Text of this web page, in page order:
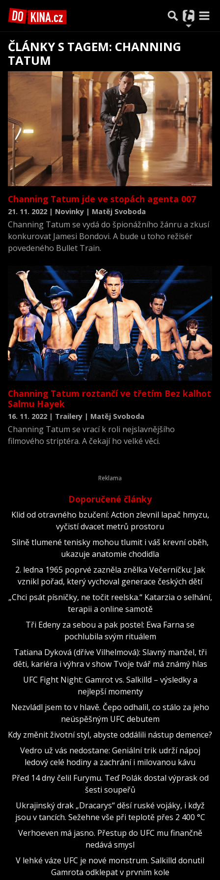
ČLÁNKY S TAGEM: CHANNING
TATUM
Channing Tatum jde ve stopách agenta 007
21. 11. 2022 | Novinky | Matěj Svoboda
Channing Tatum se vydá do špionážního žánru a zkusí
konkurovat Jamesi Bondovi. A bude u toho režisér
povedeného Bullet Train.
Channing Tatum roztančí ve třetím Bez kalhot
Salmu Hayek
16. 11. 2022 | Trailery | Matěj Svoboda
Channing Tatum se vrací k roli nejslavnějšího
filmového striptéra. A čekají ho velké věci.
Doporučené články
Klid od otravného bzučení: Action zlevnil lapač hmyzu,
vyčistí dvacet metrů prostoru
Silně tlumené tenisky mohou tlumit i váš krevní oběh,
ukazuje anatomie chodidla
2. ledna 1965 poprvé zazněla znělka Večerníčku: Jak
vznikl pořad, který vychoval generace českých dětí
„Chci psát písničky, ne točit reelska.“ Katarzia o selhání,
terapii a online samotě
Tři Edeny za sebou a pak postel: Ewa Farna se
pochlubila svým rituálem
Tatiana Dyková (dříve Vilhelmová): Slavný manžel, tři
děti, kariéra i výhra v show Tvoje tvář má známý hlas
UFC Fight Night: Gamrot vs. Salkilld – výsledky a
nejlepší momenty
Nezvládl jsem to v hlavě. Čepo odhalil, co stálo za jeho
neúspěšným UFC debutem
Kdy změnit životní styl, abyste oddálili nástup demence?
Vedro už vás nedostane: Geniální trik udrží nápoj
ledový celé hodiny a zachrání i milovanou kávu
Před 14 dny čelil Furymu. Teď Polák dostal výprask od
šesti soupeřů
Ukrajinský drak „Dracarys“ děsí ruské vojáky, i když
jsou v tancích. Sežehne vše při teplotě přes 2 400 °C
Verhoeven má jasno. Přestup do UFC mu finančně
nedává smysl
V lehké váze UFC je nové monstrum. Salkilld donutil
Gamrota odklepat v prvním kole